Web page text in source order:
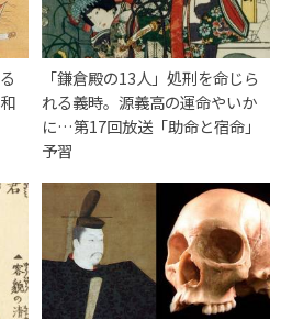
「鎌倉殿の13人」処刑を命じら
れる義時。源義高の運命やいか
に…第17回放送「助命と宿命」
予習